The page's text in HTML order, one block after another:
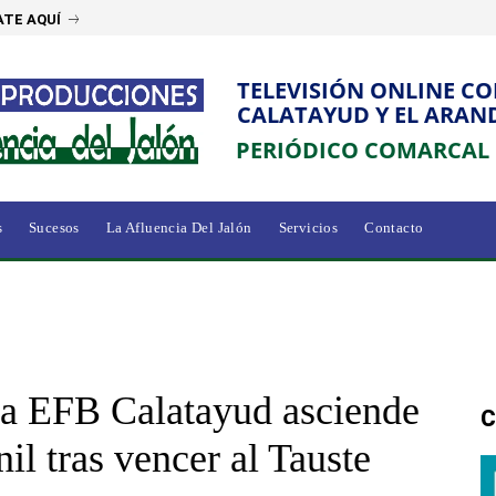
AQUÍ
TELEVISIÓN ONLINE
CALATAYUD Y EL
PERIÓDICO
Sucesos La Afluencia Del Jalón Servicios Contacto
EFB Calatayud asciende
tras vencer al Tauste